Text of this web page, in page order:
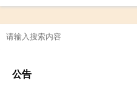
公告